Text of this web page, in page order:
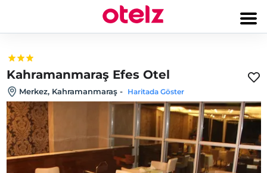
Kahramanmaraş Efes Otel
Merkez, Kahramanmaraş - Haritada Göster